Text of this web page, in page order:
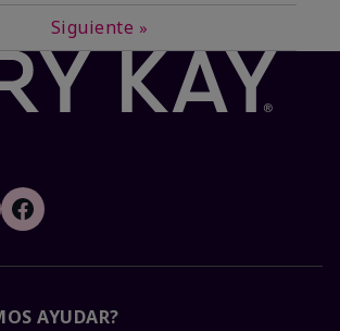
Siguiente »
AYUDAR?